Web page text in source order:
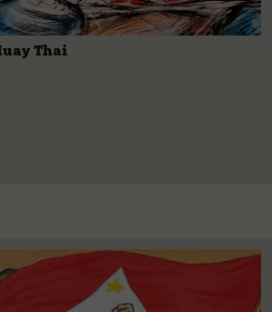
Thai